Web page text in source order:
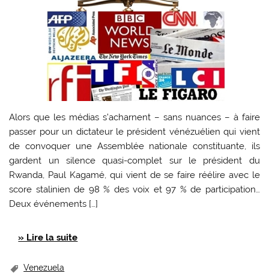
Alors que les médias s’acharnent – sans nuances – à faire
passer pour un dictateur le président vénézuélien qui vient
de convoquer une Assemblée nationale constituante, ils
gardent un silence quasi-complet sur le président du
Rwanda, Paul Kagamé, qui vient de se faire réélire avec le
score stalinien de 98 % des voix et 97 % de participation…
Deux événements […]
» Lire la suite
Venezuela